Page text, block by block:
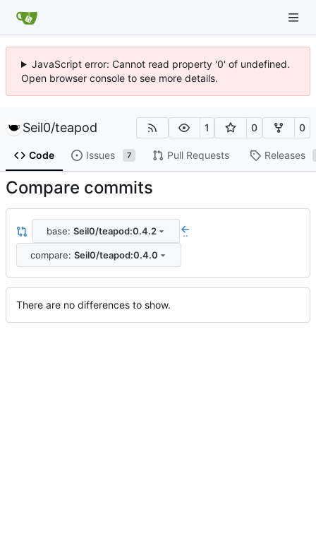
JavaScript error: Cannot read property '0' of undefined.
Open browser console to see more details.
Seil0/teapod 1 0 0
Code Issues 7 Pull Requests Releases
Compare commits
base: Seil0/teapod:0.4.2 ..
compare: Seil0/teapod:0.4.0
There are no differences to show.